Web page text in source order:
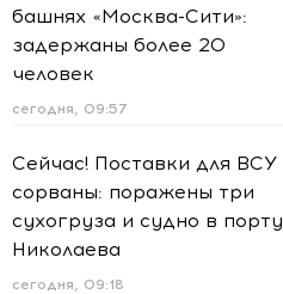
башнях «Москва-Сити»:
задержаны более 20
человек
сегодня, 09:57
Сейчас! Поставки для ВСУ
сорваны: поражены три
сухогруза и судно в порту
Николаева
сегодня, 09:18